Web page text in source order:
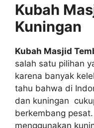
Kubah
Kuningan
Kubah Masjid
salah satu pilihan
karena banyak
tahu bahwa di
dan kuningan
berkembang
menggunakan